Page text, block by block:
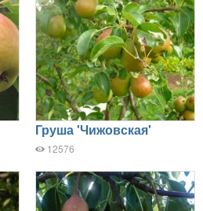
Груша 'Чижовская'
12576